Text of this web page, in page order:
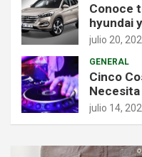
Conoce
hyundai
julio 20,
GENERAL
Cinco
Necesita
julio 14,